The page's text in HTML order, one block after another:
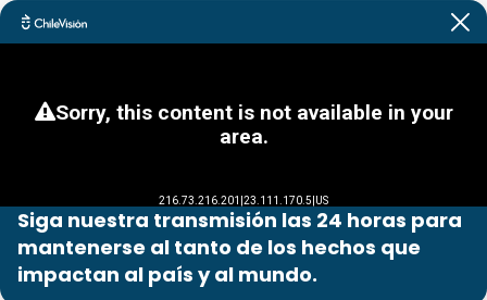
Siga nuestra transmisión las 24 horas para
mantenerse al tanto de los hechos que
impactan al país y al mundo.
Programas